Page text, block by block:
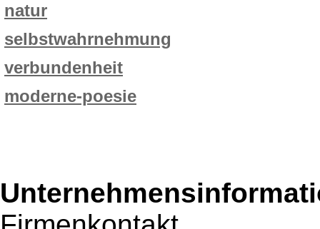
natur
selbstwahrnehmung
verbundenheit
moderne-poesie